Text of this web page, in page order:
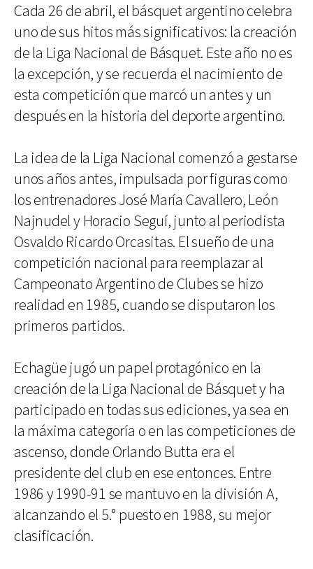
Cada 26 de abril, el básquet argentino celebra
uno de sus hitos más significativos: la creación
de la Liga Nacional de Básquet. Este año no es
la excepción, y se recuerda el nacimiento de
esta competición que marcó un antes y un
después en la historia del deporte argentino.
La idea de la Liga Nacional comenzó a gestarse
unos años antes, impulsada por figuras como
los entrenadores José María Cavallero, León
Najnudel y Horacio Seguí, junto al periodista
Osvaldo Ricardo Orcasitas. El sueño de una
competición nacional para reemplazar al
Campeonato Argentino de Clubes se hizo
realidad en 1985, cuando se disputaron los
primeros partidos.
Echagüe jugó un papel protagónico en la
creación de la Liga Nacional de Básquet y ha
participado en todas sus ediciones, ya sea en
la máxima categoría o en las competiciones de
ascenso, donde Orlando Butta era el
presidente del club en ese entonces. Entre
1986 y 1990-91 se mantuvo en la división A,
alcanzando el 5.° puesto en 1988, su mejor
clasificación.